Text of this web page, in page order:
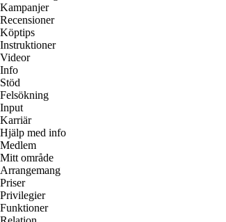
Kampanjer
Recensioner
Köptips
Instruktioner
Videor
Info
Stöd
Felsökning
Input
Karriär
Hjälp med info
Medlem
Mitt område
Arrangemang
Priser
Privilegier
Funktioner